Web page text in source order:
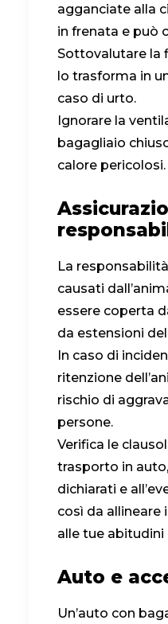
agganciate alla
in frenata e può
Sottovalutare la
lo trasforma in
caso di urto.
Ignorare la
bagagliaio
calore pericolosi.
La
causati
essere coperta
da estensioni
In caso di
ritenzione
rischio di
persone.
Verifica le
trasporto in
dichiarati e
così da allineare
alle tue abitudini
Auto e
Un’auto con